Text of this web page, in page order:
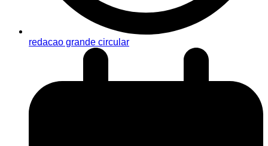
redacao grande circular